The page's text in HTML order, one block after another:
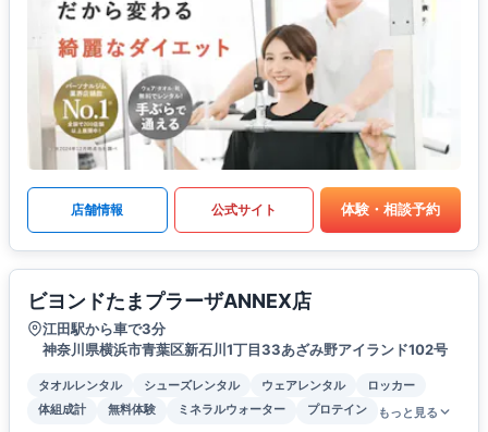
店舗情報 公式サイト 体験・相談予約
ビヨンドたまプラーザANNEX店
江田駅から車で3分
神奈川県横浜市青葉区新石川1丁目33あざみ野アイランド102号
タオルレンタル シューズレンタル ウェアレンタル
ロッカー
体組成計
無料体験 ミネラルウォーター プロテイン もっと見る